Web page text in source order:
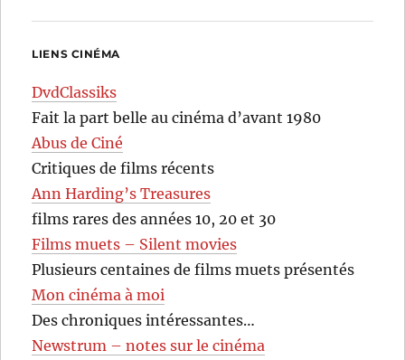
LIENS CINÉMA
DvdClassiks
Fait la part belle au cinéma d’avant 1980
Abus de Ciné
Critiques de films récents
Ann Harding’s Treasures
films rares des années 10, 20 et 30
Films muets – Silent movies
Plusieurs centaines de films muets présentés
Mon cinéma à moi
Des chroniques intéressantes…
Newstrum – notes sur le cinéma